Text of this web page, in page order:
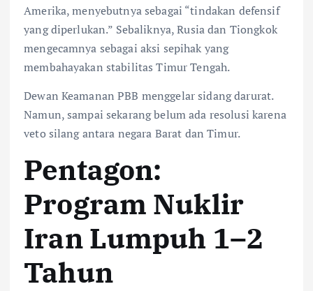
Amerika, menyebutnya sebagai “tindakan defensif
yang diperlukan.” Sebaliknya, Rusia dan Tiongkok
mengecamnya sebagai aksi sepihak yang
membahayakan stabilitas Timur Tengah.
Dewan Keamanan PBB menggelar sidang darurat.
Namun, sampai sekarang belum ada resolusi karena
veto silang antara negara Barat dan Timur.
Pentagon:
Program Nuklir
Iran Lumpuh 1–2
Tahun